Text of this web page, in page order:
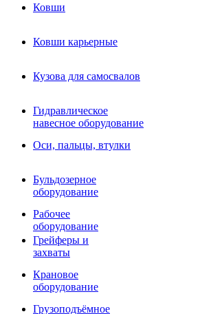
Гидравлическое навесное
оборудование
Гидробуры и шнеки
Вибротрамбовки
Навесные дорожные фрезы
Виброрипперы
Ковши дробильные щековые
Ковши дробильные роторные
Сортировочные ковши
Сортировочные ковши
Фрезы роторные
Фрезы дисковые
Траншеекопатели
Просеивающие ковши для
Распределители асфальта
Переходные плиты
Ковши
Ковши карьерные
Кузова для самосвалов
Гидравлическое
навесное оборудование
Оси, пальцы, втулки
Бульдозерное
оборудование
Рабочее
оборудование
Грейферы и
захваты
Крановое
оборудование
Грузоподъёмное